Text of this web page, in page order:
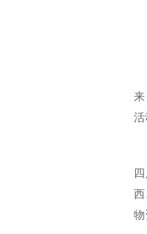
来
活
西
物